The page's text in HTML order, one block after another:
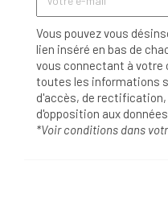
Vous pouvez vous
lien inséré en bas de
vous connectant à votre
toutes les informations
d'accès, de
d'opposition aux
*Voir conditions dans